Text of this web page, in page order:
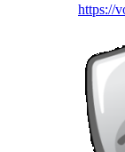
https://